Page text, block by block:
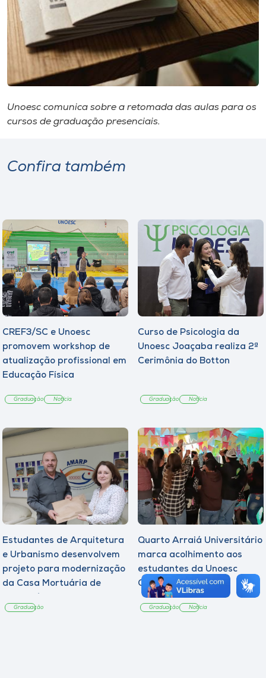
CPA
Biblioteca
Editora
Selecione
o idioma
A-
Unoesc comunica sobre a retomada das aulas para os
cursos de graduação presenciais.
Confira também
CREF3/SC e Unoesc
promovem workshop de
atualização profissional em
Educação Física
Graduação Notícia
Curso de Psicologia da
Unoesc Joaçaba realiza 2ª
Cerimônia do Botton
Graduação Notícia
Estudantes de Arquitetura
e Urbanismo desenvolvem
projeto para modernização
da Casa Mortuária de
Graduação
Quarto Arraiá Universitário
marca acolhimento aos
estudantes da Unoesc
Campos Novos
Graduação Notícia